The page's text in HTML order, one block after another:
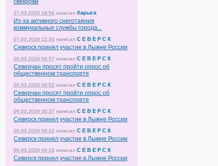
свекрови
27.03.2026 19:54 написал барыга
Из-за активного снеготаяния
коммунальные службы города...
07.03.2026 22:33 написал С Е В Е Р С К
Северск принял участие в Лыжне России
06.03.2026 00:57 написал С Е В Е Р С К
Северчан просят пройти опрос об
общественном транспорте
06.03.2026 00:52 написал С Е В Е Р С К
Северчан просят пройти опрос об
общественном транспорте
06.03.2026 00:37 написал С Е В Е Р С К
Северск принял участие в Лыжне России
06.03.2026 00:23 написал С Е В Е Р С К
Северск принял участие в Лыжне России
06.03.2026 00:18 написал С Е В Е Р С К
Северск принял участие в Лыжне России